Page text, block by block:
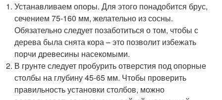
Устанавливаем опоры. Для этого понадобится брус,
сечением 75-160 мм, желательно из сосны.
Обязательно следует позаботиться о том, чтобы с
дерева была снята кора – это позволит избежать
порчи древесины насекомыми.
В грунте следует пробурить отверстия под опорные
столбы на глубину 45-65 мм. Чтобы проверить
правильность установки столбов, можно